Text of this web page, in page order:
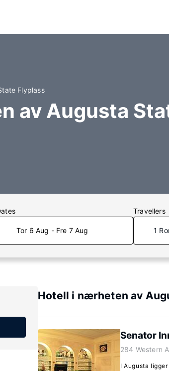
Flyplass
av Augusta
Tor 6 Aug - Fre 7 Aug
Travellers
1
Hotell i nærheten av
Senator
284 Western
I Augusta